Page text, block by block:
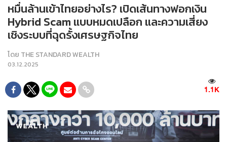
หมื่นล้านเข้าไทยอย่างไร? เปิดเส้นทางฟอกเงิน
Hybrid Scam แบบหมดเปลือก และความเสี่ยง
เชิงระบบที่ฉุดรั้งเศรษฐกิจไทย
โดย THE STANDARD WEALTH
03.12.2025
1.1K